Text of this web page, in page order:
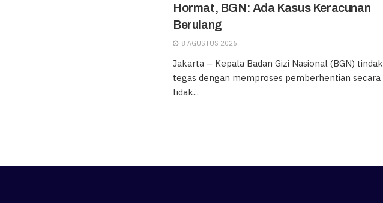
Hormat, BGN: Ada Kasus Keracunan
Berulang
8 AGUSTUS 2026
Jakarta – Kepala Badan Gizi Nasional (BGN) tindak
tegas dengan memproses pemberhentian secara
tidak...